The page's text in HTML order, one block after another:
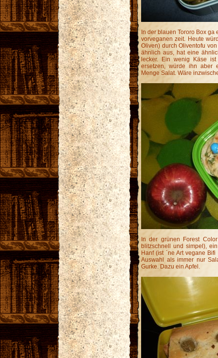
In der blauen Tororo Box
vorveganen zeit. Heute
Oliven) durch Oliventofu
ähnlich aus, hat eine
lecker. Ein wenig Käse
ersetzen, würde ihn aber
Menge Salat. Wäre
In der grünen Forest
blitzschnell und simpel),
Hanf (ist ´ne Art vegane
Auswahl als immer nur
Gurke. Dazu ein Apfel.